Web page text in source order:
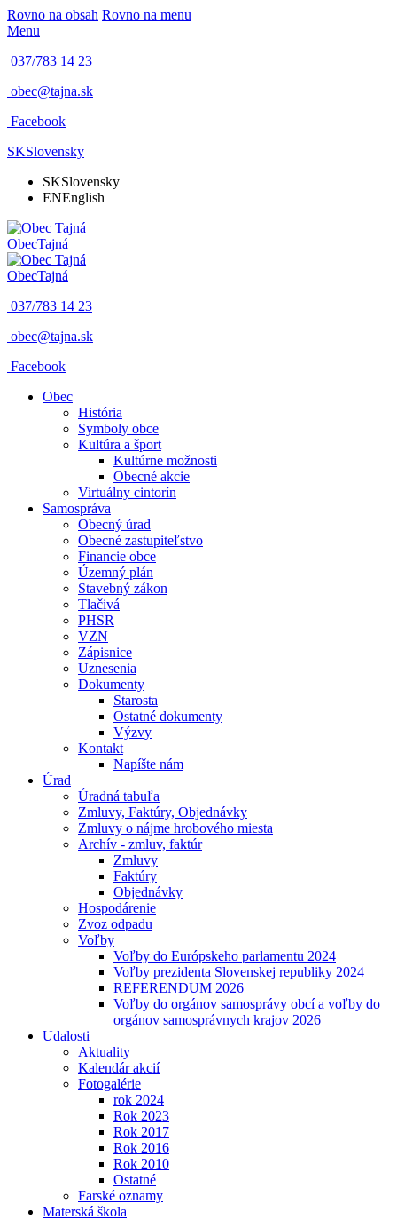
Rovno na obsah Rovno na menu
Menu
037/783 14 23
obec@tajna.sk
Facebook
SKSlovensky
SKSlovensky
ENEnglish
ObecTajná
ObecTajná
037/783 14 23
obec@tajna.sk
Facebook
Obec
História
Symboly obce
Kultúra a šport
Kultúrne možnosti
Obecné akcie
Virtuálny cintorín
Samospráva
Obecný úrad
Obecné zastupiteľstvo
Financie obce
Územný plán
Stavebný zákon
Tlačivá
PHSR
VZN
Zápisnice
Uznesenia
Dokumenty
Starosta
Ostatné dokumenty
Výzvy
Kontakt
Napíšte nám
Úrad
Úradná tabuľa
Zmluvy, Faktúry, Objednávky
Zmluvy o nájme hrobového miesta
Archív - zmluv, faktúr
Zmluvy
Faktúry
Objednávky
Hospodárenie
Zvoz odpadu
Voľby
Voľby do Európskeho parlamentu 2024
Voľby prezidenta Slovenskej republiky 2024
REFERENDUM 2026
Voľby do orgánov samosprávy obcí a voľby do
orgánov samosprávnych krajov 2026
Udalosti
Aktuality
Kalendár akcií
Fotogalérie
rok 2024
Rok 2023
Rok 2017
Rok 2016
Rok 2010
Ostatné
Farské oznamy
Materská škola